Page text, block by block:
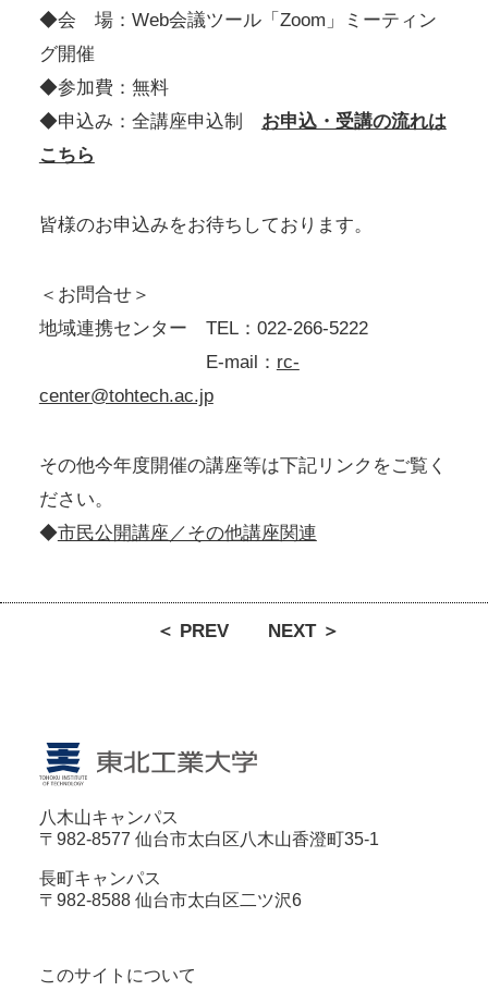
◆会 場：Web会議ツール「Zoom」ミーティン
グ開催
◆参加費：無料
◆申込み：全講座申込制 お申込・受講の流れは
こちら
皆様のお申込みをお待ちしております。
＜お問合せ＞
地域連携センター TEL：022-266-5222
E-mail： rc-
center@tohtech.ac.jp
その他今年度開催の講座等は下記リンクをご覧く
ださい。
◆市民公開講座／その他講座関連
＜ PREV NEXT ＞
八木山キャンパス
〒982-8577 仙台市太白区八木山香澄町35-1
長町キャンパス
〒982-8588 仙台市太白区二ツ沢6
このサイトについて